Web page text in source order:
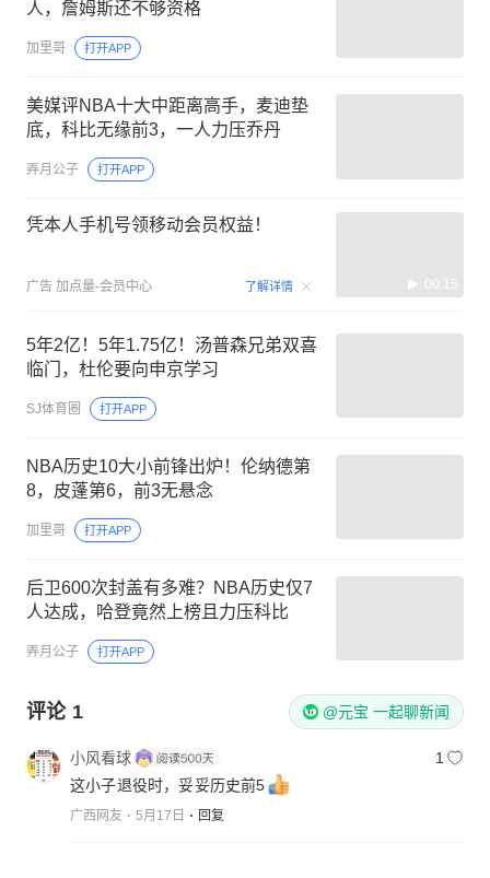
人，詹姆斯还不够资格
加里哥 打开APP
美媒评NBA十大中距离高手，麦迪垫
底，科比无缘前3，一人力压乔丹
弄月公子 打开APP
凭本人手机号领移动会员权益！
广告 加点量-会员中心 了解详情 00:15
5年2亿！5年1.75亿！汤普森兄弟双喜
临门，杜伦要向申京学习
SJ体育圈 打开APP
NBA历史10大小前锋出炉！伦纳德第
8，皮蓬第6，前3无悬念
加里哥 打开APP
后卫600次封盖有多难？NBA历史仅7
人达成，哈登竟然上榜且力压科比
弄月公子 打开APP
评论 1 @元宝 一起聊新闻
小风看球
1
这小子退役时，妥妥历史前5
广西网友 5月17日 回复